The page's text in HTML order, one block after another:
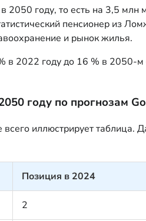
году, то есть на 3,5
пенсионер из
и рынок жилья.
в 2022 году до 16 % в
году по прогнозам
иллюстрирует таблица.
Позиция в 2024
2